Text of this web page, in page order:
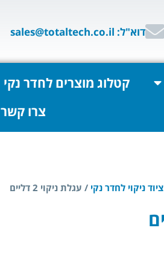
דוא"ל: sales@totaltech.co.il
קטלוג מוצרים לחדר נקי
צרו קשר
ציוד ניקוי לחדר נקי / עגלת ניקוי 2 דליים